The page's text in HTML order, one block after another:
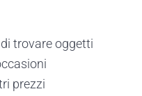
trovare oggetti
prezzi